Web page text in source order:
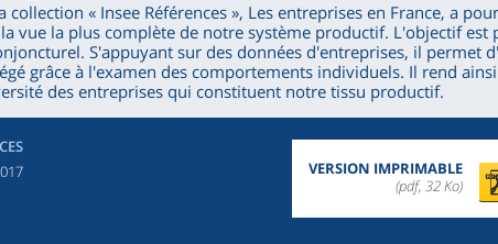
collection « Insee Références », Les entreprises en France, a pour
vue la plus complète de notre système productif. L'objectif est
S'appuyant sur des données d'entreprises, il permet
grâce à l'examen des comportements individuels. Il rend ainsi
des entreprises qui constituent notre tissu productif.
VERSION IMPRIMABLE
(pdf, 32 Ko)